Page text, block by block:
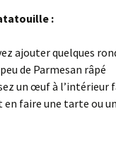
:
ajouter quelques
de Parmesan râpé
un œuf à
faire une tarte ou